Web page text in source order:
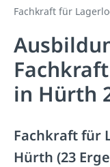
Fachkraft für
in Hürth
Fachkraft für
Hürth (23